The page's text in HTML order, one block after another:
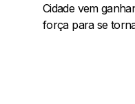
Cidade vem
força para se